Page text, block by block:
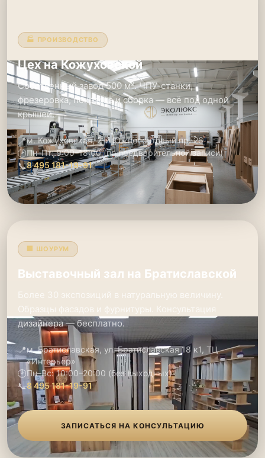
🏭 ПРОИЗВОДСТВО
Цех на Кожуховской
Собственный завод 500 м². ЧПУ-станки,
фрезеровка, покраска и сборка — всё под одной
крышей.
📍м. Кожуховская, 2-й Южнопортовый пр. 26
🕑Пн–Пт: 9:00–18:00 (по предварительной записи)
📞8 495 181-19-91
🏢 ШОУРУМ
Выставочный зал на Братиславской
Более 30 экспозиций в натуральную величину.
Образцы фасадов и фурнитуры. Консультация
дизайнера — бесплатно.
📍м. Братиславская, ул. Братиславская 18 к1, ТЦ
«Интерьер»
🕑Пн–Вс: 10:00–20:00 (без выходных)
📞8 495 181-19-91
ЗАПИСАТЬСЯ НА КОНСУЛЬТАЦИЮ